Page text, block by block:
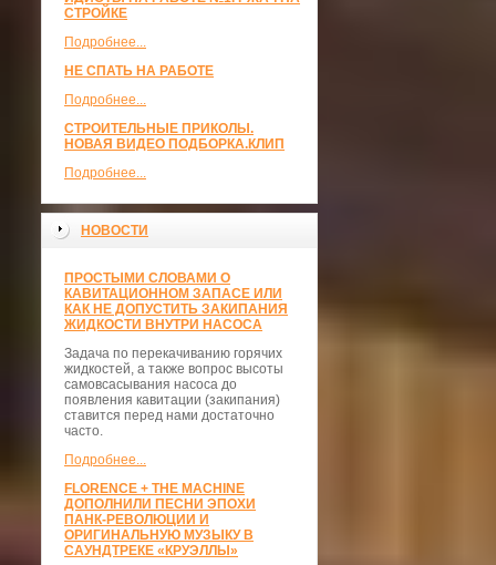
СТРОЙКЕ
Подробнее...
НЕ СПАТЬ НА РАБОТЕ
Подробнее...
СТРОИТЕЛЬНЫЕ ПРИКОЛЫ.
НОВАЯ ВИДЕО ПОДБОРКА.КЛИП
Подробнее...
НОВОСТИ
ПРОСТЫМИ СЛОВАМИ О
КАВИТАЦИОННОМ ЗАПАСЕ ИЛИ
КАК НЕ ДОПУСТИТЬ ЗАКИПАНИЯ
ЖИДКОСТИ ВНУТРИ НАСОСА
Задача по перекачиванию горячих
жидкостей, а также вопрос высоты
самовсасывания насоса до
появления кавитации (закипания)
ставится перед нами достаточно
часто.
Подробнее...
FLORENCE + THE MACHINE
ДОПОЛНИЛИ ПЕСНИ ЭПОХИ
ПАНК-РЕВОЛЮЦИИ И
ОРИГИНАЛЬНУЮ МУЗЫКУ В
САУНДТРЕКЕ «КРУЭЛЛЫ»